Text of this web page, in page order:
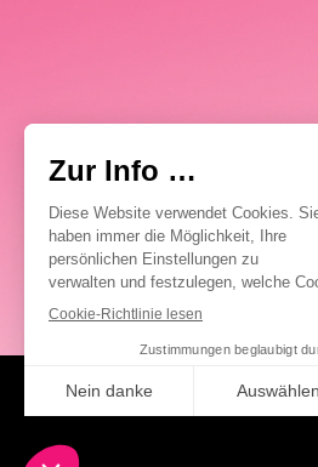
(00352) 2648 0946
ÜBER